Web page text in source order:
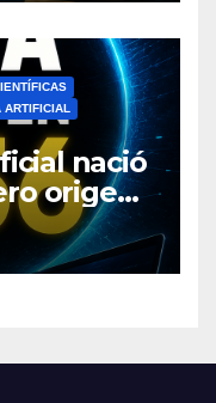
ARTIFICIAL
nació
origen
el